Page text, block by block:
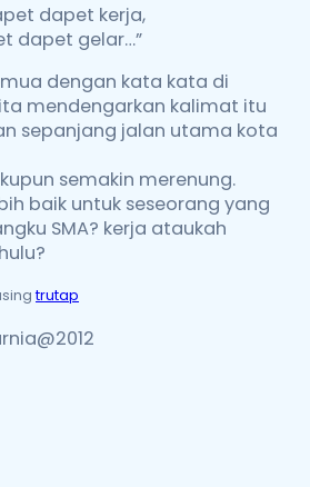
dapet kerja,
dapet gelar…”
dengan kata kata di
mendengarkan kalimat itu
sepanjang jalan utama kota
semakin merenung.
baik untuk seseorang yang
SMA? kerja ataukah
trutap